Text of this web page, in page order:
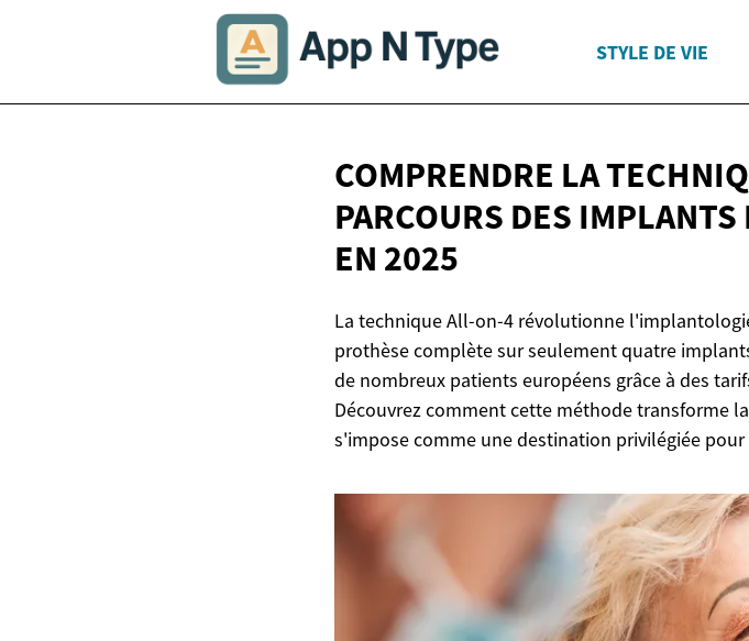
STYLE DE VIE
COMPRENDRE LA
PARCOURS DES
EN 2025
La technique All-on-4 révolutionne
prothèse complète sur seulement quatre
de nombreux patients européens grâce à des
Découvrez comment cette méthode transforme
s'impose comme une destination privilégiée pour